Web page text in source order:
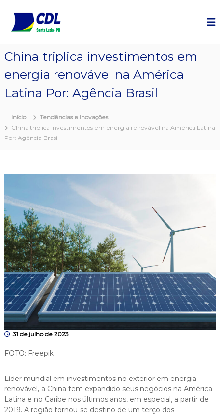
China triplica investimentos em
energia renovável na América
Latina Por: Agência Brasil
Início
Tendências e Inovações
China triplica investimentos em energia renovável na América Latina
Por: Agência Brasil
31 de julho de 2023
FOTO: Freepik
Líder mundial em investimentos no exterior em energia
renovável, a China tem expandido seus negócios na América
Latina e no Caribe nos últimos anos, em especial, a partir de
2019. A região tornou-se destino de um terço dos